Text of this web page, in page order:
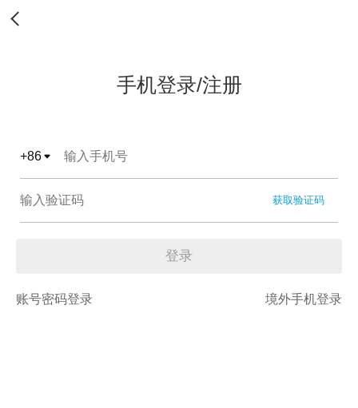
手机登录/注册
+86
获取验证码
登录
账号密码登录 境外手机登录